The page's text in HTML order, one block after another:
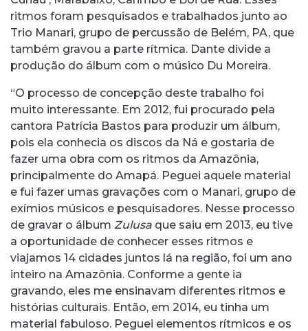
ritmos foram pesquisados e trabalhados junto ao
Trio Manari, grupo de percussão de Belém, PA, que
também gravou a parte rítmica. Dante divide a
produção do álbum com o músico Du Moreira.
“O processo de concepção deste trabalho foi
muito interessante. Em 2012, fui procurado pela
cantora Patrícia Bastos para produzir um álbum,
pois ela conhecia os discos da Ná e gostaria de
fazer uma obra com os ritmos da Amazônia,
principalmente do Amapá. Peguei aquele material
e fui fazer umas gravações com o Manari, grupo de
exímios músicos e pesquisadores. Nesse processo
de gravar o álbum Zulusa que saiu em 2013, eu tive
a oportunidade de conhecer esses ritmos e
viajamos 14 cidades juntos lá na região, foi um ano
inteiro na Amazônia. Conforme a gente ia
gravando, eles me ensinavam diferentes ritmos e
histórias culturais. Então, em 2014, eu tinha um
material fabuloso. Peguei elementos rítmicos e os